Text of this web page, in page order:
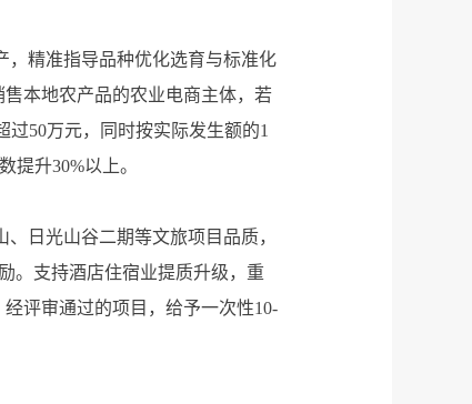
，精准指导品种优化选育与标准化
本地农产品的农业电商主体，若
50万元，同时按实际发生额的1
提升30%以上。
日光山谷二期等文旅项目品质，
。支持酒店住宿业提质升级，重
评审通过的项目，给予一次性10-